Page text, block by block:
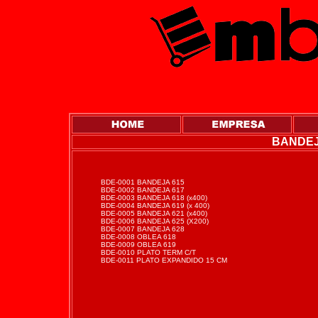
BDE-0001 BANDEJA 615
BDE-0002 BANDEJA 617
BDE-0003 BANDEJA 618 (x400)
BDE-0004 BANDEJA 619 (x 400)
BDE-0005 BANDEJA 621 (x400)
BDE-0006 BANDEJA 625 (X200)
BDE-0007 BANDEJA 628
BDE-0008 OBLEA 618
BDE-0009 OBLEA 619
BDE-0010 PLATO TERM C/T
BDE-0011 PLATO EXPANDIDO 15 CM